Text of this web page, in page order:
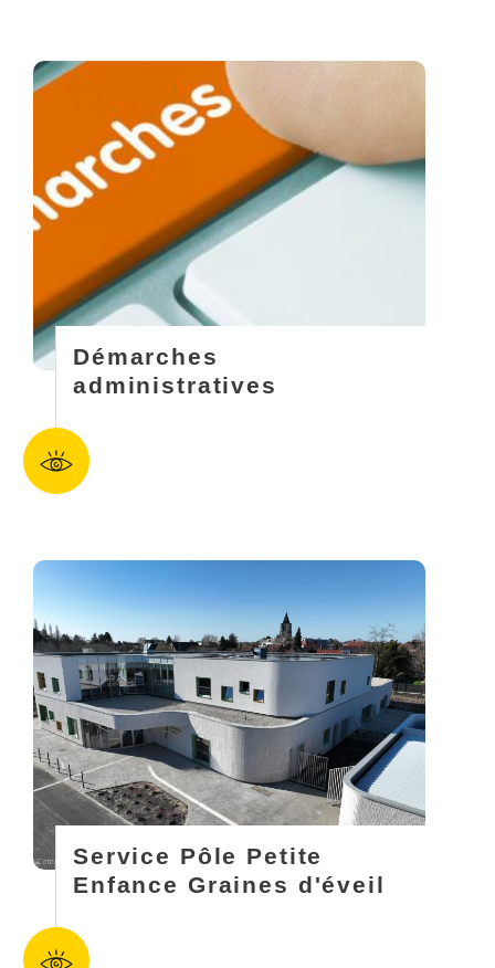
Démarches
administratives
Service Pôle Petite
Enfance Graines d'éveil